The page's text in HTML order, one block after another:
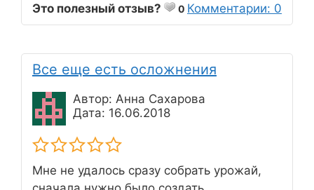
Это полезный отзыв?
0 Комментарии: 0
Все еще есть осложнения
Автор: Анна Сахарова
Дата: 16.06.2018
Мне не удалось сразу собрать урожай,